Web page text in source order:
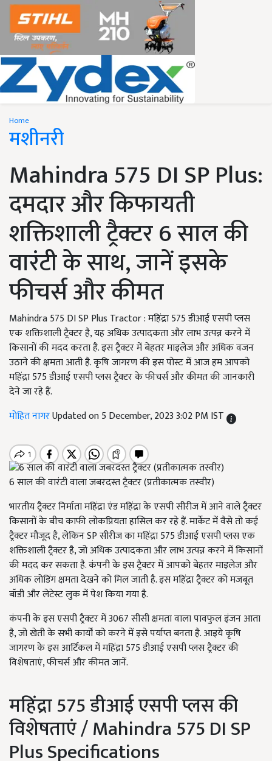
Home
मशीनरी
Mahindra 575 DI SP Plus:
दमदार और किफायती
शक्तिशाली ट्रैक्टर 6 साल की
वारंटी के साथ, जानें इसके
फीचर्स और कीमत
Mahindra 575 DI SP Plus Tractor : महिंद्रा 575 डीआई एसपी प्लस
एक शक्तिशाली ट्रैक्टर है, यह अधिक उत्पादकता और लाभ उत्पन्न करने में
किसानों की मदद करता है. इस ट्रैक्टर में बेहतर माइलेज और अधिक वजन
उठाने की क्षमता आती है. कृषि जागरण की इस पोस्ट में आज हम आपको
महिंद्रा 575 डीआई एसपी प्लस ट्रैक्टर के फीचर्स और कीमत की जानकारी
देने जा रहे हैं.
मोहित नागरUpdated on 5 December, 2023 3:02 PM IST
6 साल की वारंटी वाला जबरदस्त ट्रैक्टर (प्रतीकात्मक तस्वीर)
भारतीय ट्रैक्टर निर्माता महिंद्रा एंड महिंद्रा के एसपी सीरीज में आने वाले ट्रैक्टर
किसानों के बीच काफी लोकप्रियता हासिल कर रहे हैं. मार्केट में वैसे तो कई
ट्रैक्टर मौजूद है, लेकिन SP सीरीज का महिंद्रा 575 डीआई एसपी प्लस एक
शक्तिशाली ट्रैक्टर है, जो अधिक उत्पादकता और लाभ उत्पन्न करने में किसानों
की मदद कर सकता है. कंपनी के इस ट्रैक्टर में आपको बेहतर माइलेज और
अधिक लोडिंग क्षमता देखने को मिल जाती है. इस महिंद्रा ट्रैक्टर को मजबूत
बॉडी और लेटेस्ट लुक में पेश किया गया है.
कंपनी के इस एसपी ट्रैक्टर में 3067 सीसी क्षमता वाला पावफुल इंजन आता
है, जो खेती के सभी कार्यों को करने में इसे पर्याप्त बनता है. आइये कृषि
जागरण के इस आर्टिकल में महिंद्रा 575 डीआई एसपी प्लस ट्रैक्टर की
विशेषताएं, फीचर्स और कीमत जानें.
महिंद्रा 575 डीआई एसपी प्लस की
विशेषताएं / Mahindra 575 DI SP
Plus Specifications